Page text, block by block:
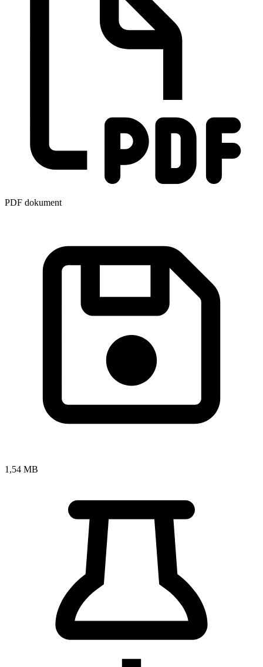
PDF dokument
1,54 MB